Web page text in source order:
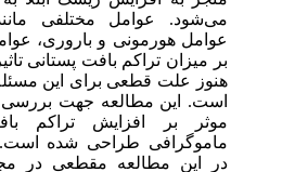
می‌شود. عوامل مختلفی مانند
عوامل هورمونی و باروری،
بر میزان تراکم بافت پستانی
هنوز علت قطعی برای این
است. این مطالعه جهت بررسی
موثر بر افزایش تراکم
ماموگرافی طراحی شده